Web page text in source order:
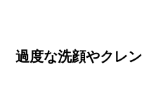
過度な洗顔やクレ